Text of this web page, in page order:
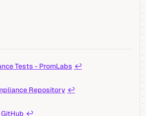
Tests - PromLabs ↩︎
Repository ↩︎
↩︎